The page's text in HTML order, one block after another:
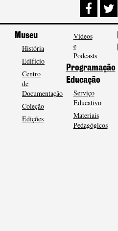
Museu
História
Edifício
Centro
de
Documentação
Coleção
Edições
Vídeos
e
Podcasts
Programação
Educação
Serviço
Educativo
Materiais
Pedagógicos